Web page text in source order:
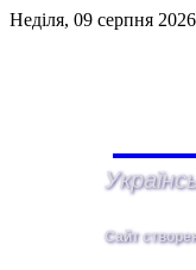
Неділя, 09 серпня 2026
Сайт